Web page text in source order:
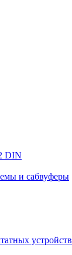
DIN
и сабвуферы
устройств